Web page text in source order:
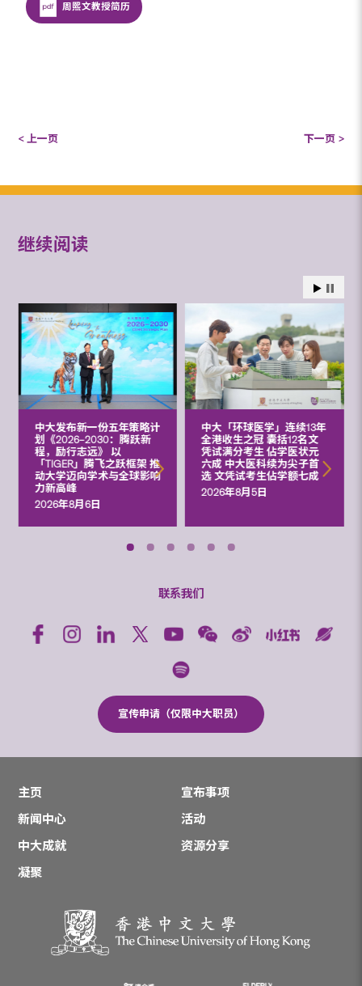
周熙文教授简历
< 上一页 下一页 >
继续阅读
中大发布新一份五年策略计
划《2026‒2030：腾跃新
程，励行志远》 以
「TIGER」腾飞之跃框架 推
动大学迈向学术与全球影响
力新高峰
2026年8月6日
中大「环球医学」连续13年
全港收生之冠 囊括12名文
凭试满分考生 佔学医状元
六成 中大医科续为尖子首
选 文凭试考生佔学额七成
2026年8月5日
联系我们
宣传申请（仅限中大职员）
主页
宣布事项
新闻中心
活动
中大成就
资源分享
凝聚